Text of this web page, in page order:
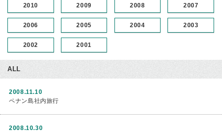
2010 2009 2008 2007
2006 2005 2004 2003
2002 2001
ALL
2008.11.10
ペナン島社内旅行
2008.10.30